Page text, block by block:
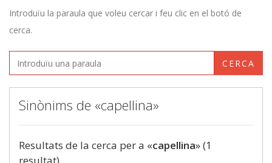
Introduïu la paraula que voleu cercar i feu clic en el botó de
cerca.
CERCA
Sinònims de «capellina»
Resultats de la cerca per a «capellina» (1